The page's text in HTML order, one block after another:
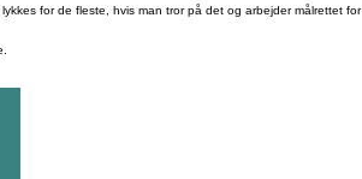
for de fleste, hvis man tror på det og arbejder målrettet for